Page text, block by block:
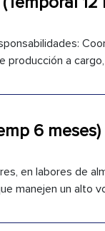
a cargo,
6 meses)
en labores de
manejen un alto